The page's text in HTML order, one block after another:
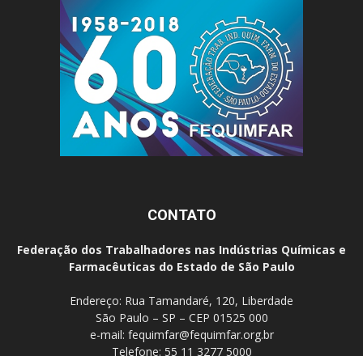
CONTATO
Federação dos Trabalhadores nas Indústrias Químicas e
Farmacêuticas do Estado de São Paulo
Endereço: Rua Tamandaré, 120, Liberdade
São Paulo – SP – CEP 01525 000
e-mail: fequimfar@fequimfar.org.br
Telefone: 55 11 3277 5000